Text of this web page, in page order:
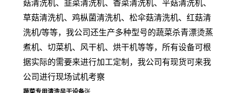
菇清洗机、韭菜清洗机、香菜清洗机、平菇清洗机、
草菇清洗机、鸡枞菌清洗机、松伞菇清洗机、红菇清
洗机/等等，我公司还生产多种型号的蔬菜杀青漂烫蒸
煮机、切菜机、风干机、烘干机等等，所有设备可根
据实际的需要来进行加工定制，我公司有现货可来我
公司进行现场试机考察